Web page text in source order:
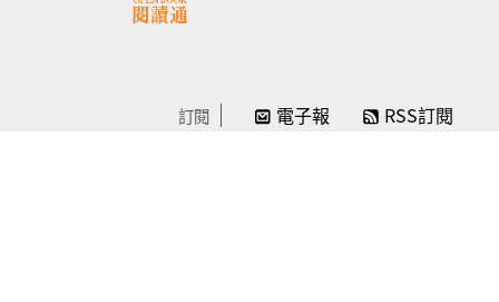
訂閱 電子報 RSS訂閱